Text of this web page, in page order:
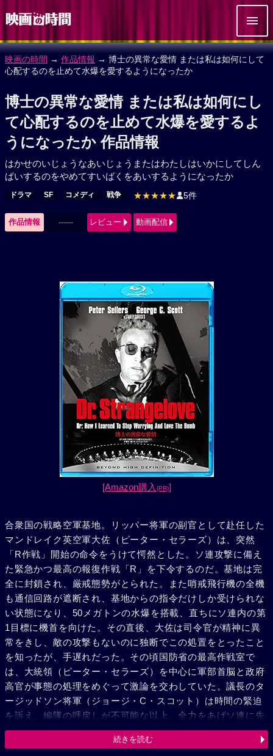
映画の時間 → 作品情報 → 博士の異常な愛情 または私は如何にして
心配するのを止めて水爆を愛するようになったか
博士の異常な愛情 または私は如何にし
て心配するのを止めて水爆を愛するよ
うになったか 作品情報
はかせのいじょうなあいじょうまたはわたしはいかにしてしん
ぱいするのをやめてすいばくをあいするようになったか
ドラマ SF コメディ 戦争 ★★★★★ 5件
作品情報 ------ レビュー 動画配信
[Amazon購入 (PR)]
合衆国の戦略空軍基地。リッパー将軍の副官として赴任した
マンドレイク英空軍大佐（ピーター・セラーズ）は、突然
「R作戦」開始の命令をうけて愕然とした。ソ連攻撃に備え
た緊急かつ最高の報復作戦「R」を下令するのだ。基地は完
全に封鎖され、厳戒態勢がとられた。また哨戒飛行機の全機
も通信回路が遮断され、基地からの指令だけしか受けられな
い状態になり、50メガトンの水爆を搭載、直ちにソ連内の第
1目標に機首を向けた。その直後、大佐は司令官が精神に異
常をきし、敵の攻撃もないのに独断でこの処置をとったこと
を知ったが、手遅れだった。その頃国防省の最高作戦室で
は、大統領（ピーター・セラーズ）を中心に軍部首脳と政府
高官が事態の処理をめぐって激論を交わしていた。議長のタ
ージッドソン将軍（ジョージ・C・スコット）は時間の緊迫
を訴え、編隊の呼戻しが不可能な以上、全力をあげソ連に先
制攻撃をかける以外道のないことを説いた。しかし、大統領
はソ連大使に事態を説明、撃墜を要請した。だが、1発でも
続きを読む